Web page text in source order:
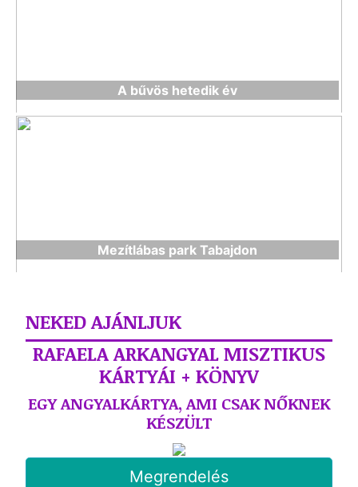
A bűvös hetedik év
Mezítlábas park Tabajdon
NEKED AJÁNLJUK
RAFAELA ARKANGYAL MISZTIKUS
KÁRTYÁI + KÖNYV
EGY ANGYALKÁRTYA, AMI CSAK NŐKNEK
KÉSZÜLT
Megrendelés